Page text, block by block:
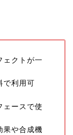
ェクトが一
で利用可
ェースで使
果や合成機